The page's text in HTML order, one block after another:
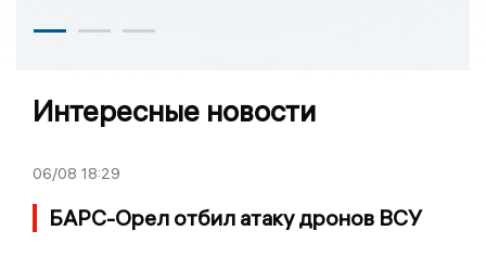
Интересные новости
06/08 18:29
БАРС-Орел отбил атаку дронов ВСУ